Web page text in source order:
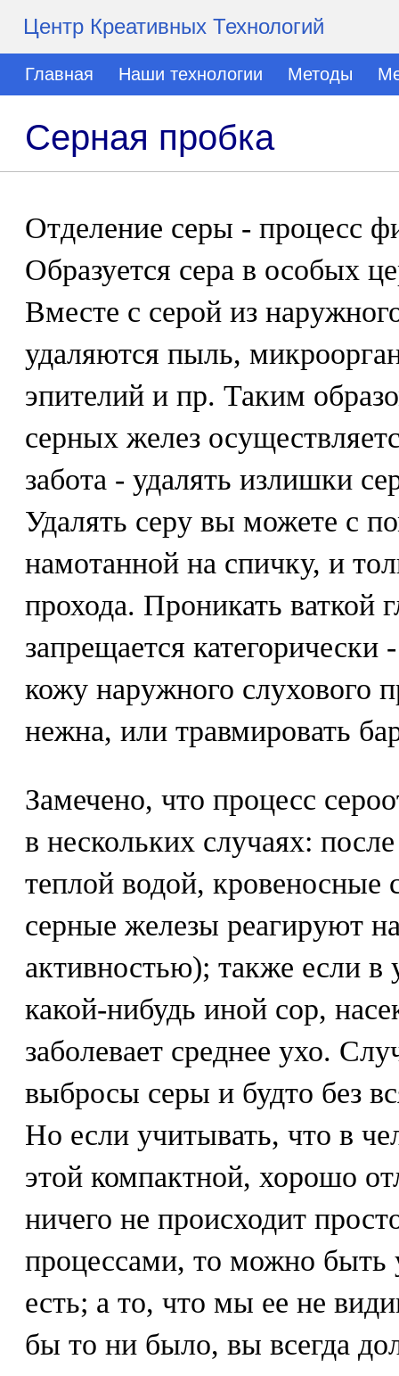
Центр Креативных Технологий
Главная Наши технологии Методы
Серная пробка
Отделение серы - процесс
Образуется сера в особых
Вместе с серой из
удаляются пыль,
эпителий и пр. Таким
серных желез
забота - удалять излишки
Удалять серу вы можете с
намотанной на спичку, и
прохода. Проникать ваткой
запрещается
кожу наружного слухового
нежна, или травмировать
Замечено, что процесс
в нескольких случаях:
теплой водой, кровеносные
серные железы реагируют
активностью); также если
какой-нибудь иной сор,
заболевает среднее ухо.
выбросы серы и будто без
Но если учитывать, что в
этой компактной, хорошо
ничего не происходит
процессами, то можно
есть; а то, что мы ее не
бы то ни было, вы всегда